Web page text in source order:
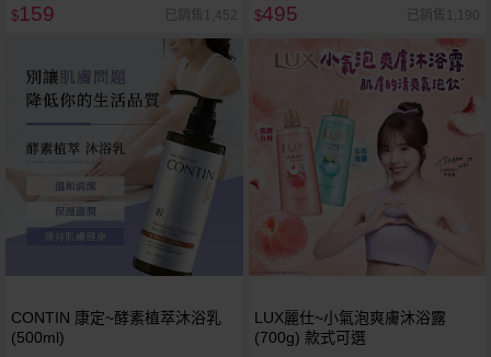
$159 已銷售1,452 $495 已銷售1,190
CONTIN 康定~酵素植萃沐浴乳
(500ml)
LUX麗仕~小氣泡爽膚沐浴露
(700g) 款式可選